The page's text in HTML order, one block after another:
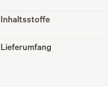
Inhaltsstoffe
Lieferumfang